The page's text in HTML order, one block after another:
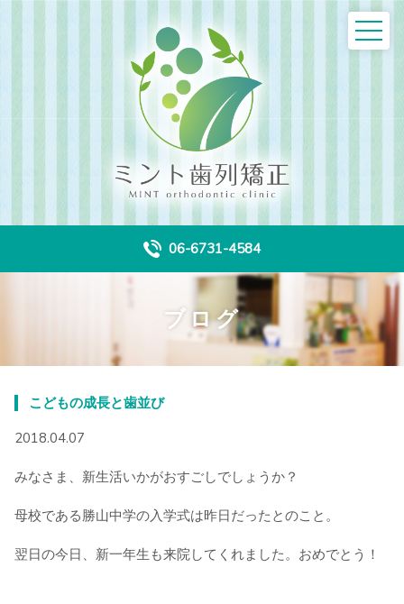
06-6731-4584
ブログ
こどもの成長と歯並び
2018.04.07
みなさま、新生活いかがおすごしでしょうか？
母校である勝山中学の入学式は昨日だったとのこと。
翌日の今日、新一年生も来院してくれました。おめでとう！